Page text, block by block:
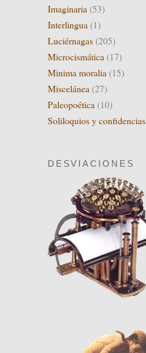
Imaginaria (53)
Interlingua (1)
Luciérnagas (205)
Microcismática (17)
Minima moralia (15)
Miscelánea (27)
Paleopoética (10)
Soliloquios y confidencias
DESVIACIONES